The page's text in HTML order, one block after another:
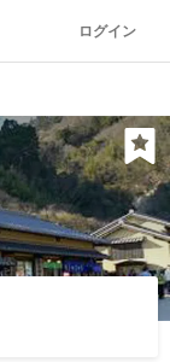
ログイン